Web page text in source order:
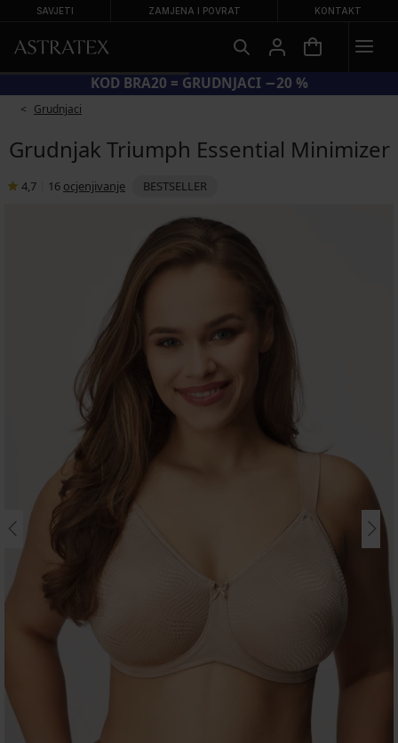
SAVJETI ZAMJENA I POVRAT KONTAKT
KOD BRA20 = GRUDNJACI −20 %
Grudnjaci
Grudnjak Triumph Essential Minimizer
4,7 16 ocjenjivanje BESTSELLER